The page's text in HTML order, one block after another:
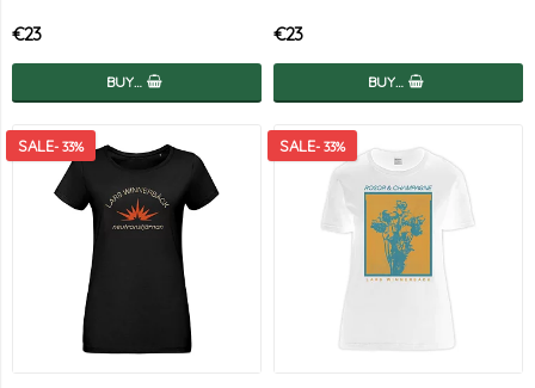
€23
BUY…
€23
BUY…
- 33% - 33%